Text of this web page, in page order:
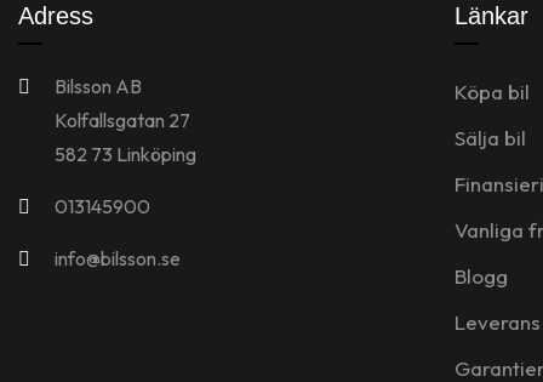
Adress
Bilsson AB
Kolfallsgatan 27
582 73 Linköping
013145900
info@bilsson.se
Länkar
Köpa bil
Sälja bil
Vanliga
Blogg
Leverans